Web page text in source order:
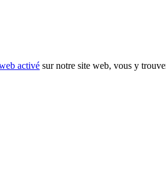
activé sur notre site web, vous y